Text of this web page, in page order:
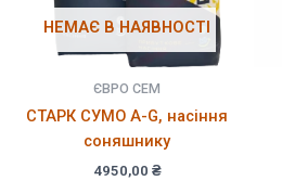
НЕМАЄ В НАЯВНОСТІ
ЄВРО СЕМ
СТАРК СУМО A-G, насіння
соняшнику
4950,00 ₴